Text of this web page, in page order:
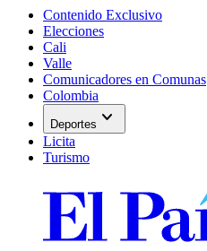
Contenido Exclusivo
Elecciones
Cali
Valle
Comunicadores en Comunas
Colombia
Deportes expand_more
Licita
Turismo